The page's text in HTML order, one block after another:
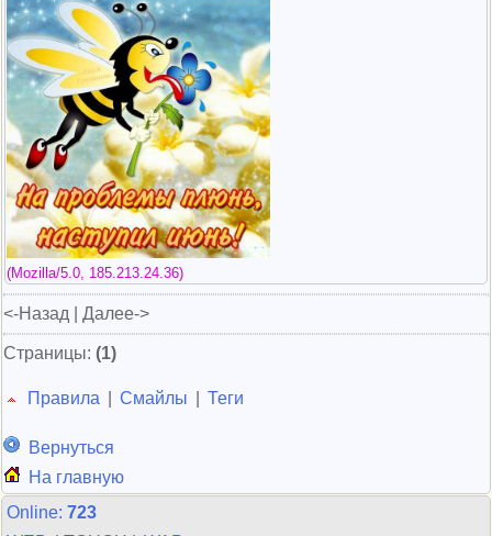
(Mozilla/5.0, 185.213.24.36)
<-Назад | Далее->
Страницы: (1)
Правила Смайлы Теги
Вернуться
На главную
Online: 723